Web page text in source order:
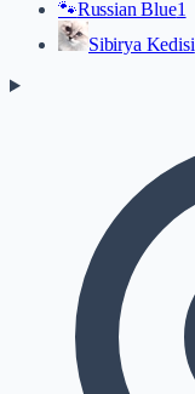
🐾Russian Blue1
Sibirya Kedisi